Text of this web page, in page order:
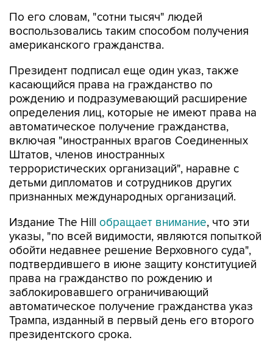
По его словам, "сотни тысяч" людей
воспользовались таким способом получения
американского гражданства.
Президент подписал еще один указ, также
касающийся права на гражданство по
рождению и подразумевающий расширение
определения лиц, которые не имеют права на
автоматическое получение гражданства,
включая "иностранных врагов Соединенных
Штатов, членов иностранных
террористических организаций", наравне с
детьми дипломатов и сотрудников других
признанных международных организаций.
Издание The Hill обращает внимание, что эти
указы, "по всей видимости, являются попыткой
обойти недавнее решение Верховного суда",
подтвердившего в июне защиту конституцией
права на гражданство по рождению и
заблокировавшего ограничивающий
автоматическое получение гражданства указ
Трампа, изданный в первый день его второго
президентского срока.